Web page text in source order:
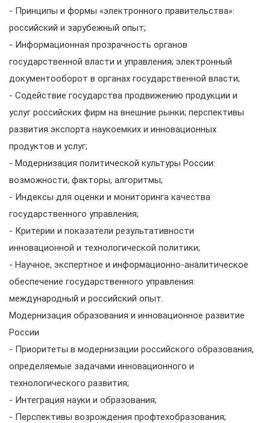
- Принципы и формы «электронного правительства»:
российский и зарубежный опыт;
- Информационная прозрачность органов
государственной власти и управления; электронный
документооборот в органах государственной власти;
- Содействие государства продвижению продукции и
услуг российских фирм на внешние рынки; перспективы
развития экспорта наукоемких и инновационных
продуктов и услуг;
- Модернизация политической культуры России:
возможности, факторы, алгоритмы;
- Индексы для оценки и мониторинга качества
государственного управления;
- Критерии и показатели результативности
инновационной и технологической политики;
- Научное, экспертное и информационно-аналитическое
обеспечение государственного управления:
международный и российский опыт.
Модернизация образования и инновационное развитие
России
- Приоритеты в модернизации российского образования,
определяемые задачами инновационного и
технологического развития;
- Интеграция науки и образования;
- Перспективы возрождения профтехобразования;